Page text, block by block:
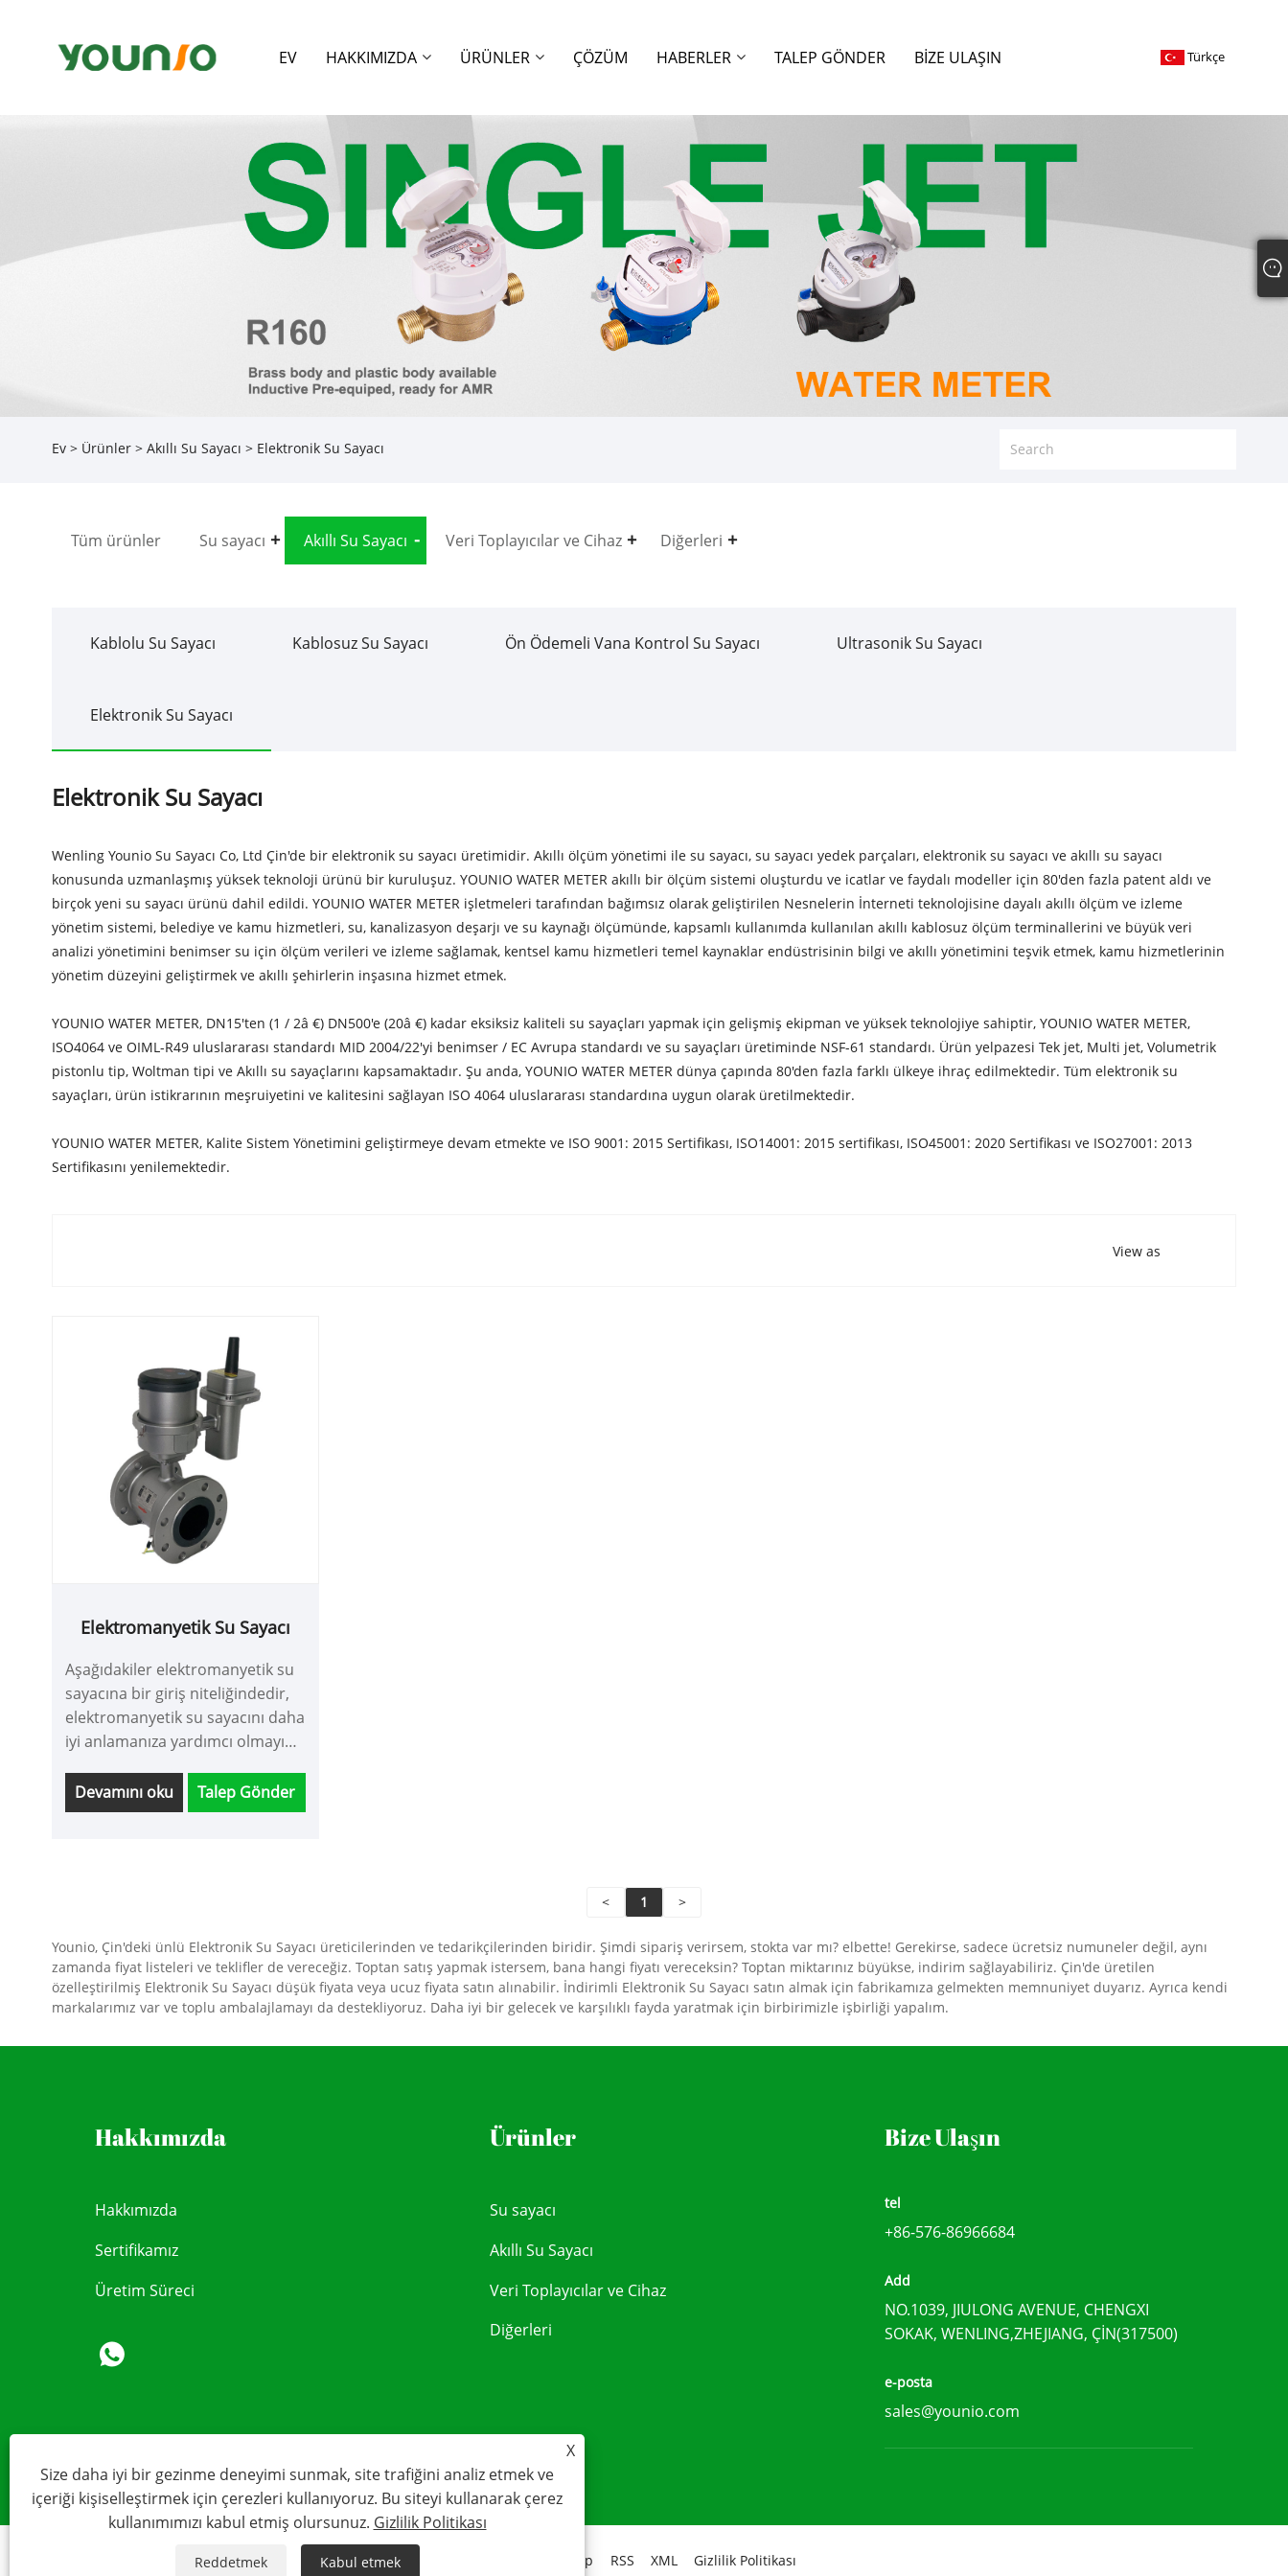
EV HAKKIMIZDA ÜRÜNLER ÇÖZÜM HABERLER TALEP GÖNDER BIZE ULAŞIN Türkçe
Ev > Ürünler> Akıllı Su Sayacı > Elektronik Su Sayacı
Tüm ürünler Su sayacı Akıllı Su Sayacı Veri Toplayıcılar ve Cihaz Diğerleri
Kablolu Su Sayacı Kablosuz Su Sayacı Ön Ödemeli Vana Kontrol Su Sayacı Ultrasonik Su Sayacı
Elektronik Su Sayacı
Elektronik Su Sayacı
Wenling Younio Su Sayacı Co, Ltd Çin'de bir elektronik su sayacı üretimidir. Akıllı ölçüm yönetimi ile su sayacı, su sayacı yedek parçaları, elektronik su sayacı ve akıllı su sayacı
konusunda uzmanlaşmış yüksek teknoloji ürünü bir kuruluşuz. YOUNIO WATER METER akıllı bir ölçüm sistemi oluşturdu ve icatlar ve faydalı modeller için 80'den fazla patent aldı ve
birçok yeni su sayacı ürünü dahil edildi. YOUNIO WATER METER işletmeleri tarafından bağımsız olarak geliştirilen Nesnelerin İnterneti teknolojisine dayalı akıllı ölçüm ve izleme
yönetim sistemi, belediye ve kamu hizmetleri, su, kanalizasyon deşarjı ve su kaynağı ölçümünde, kapsamlı kullanımda kullanılan akıllı kablosuz ölçüm terminallerini ve büyük veri
analizi yönetimini benimser su için ölçüm verileri ve izleme sağlamak, kentsel kamu hizmetleri temel kaynaklar endüstrisinin bilgi ve akıllı yönetimini teşvik etmek, kamu hizmetlerinin
yönetim düzeyini geliştirmek ve akıllı şehirlerin inşasına hizmet etmek.
YOUNIO WATER METER, DN15'ten (1 / 2â €) DN500'e (20â €) kadar eksiksiz kaliteli su sayaçları yapmak için gelişmiş ekipman ve yüksek teknolojiye sahiptir, YOUNIO WATER METER,
ISO4064 ve OIML-R49 uluslararası standardı MID 2004/22'yi benimser / EC Avrupa standardı ve su sayaçları üretiminde NSF-61 standardı. Ürün yelpazesi Tek jet, Multi jet, Volumetrik
pistonlu tip, Woltman tipi ve Akıllı su sayaçlarını kapsamaktadır. Şu anda, YOUNIO WATER METER dünya çapında 80'den fazla farklı ülkeye ihraç edilmektedir. Tüm elektronik su
sayaçları, ürün istikrarının meşruiyetini ve kalitesini sağlayan ISO 4064 uluslararası standardına uygun olarak üretilmektedir.
YOUNIO WATER METER, Kalite Sistem Yönetimini geliştirmeye devam etmekte ve ISO 9001: 2015 Sertifikası, ISO14001: 2015 sertifikası, ISO45001: 2020 Sertifikası ve ISO27001: 2013
Sertifikasını yenilemektedir.
View as
Elektromanyetik Su Sayacı
Aşağıdakiler elektromanyetik su
sayacına bir giriş niteliğindedir,
elektromanyetik su sayacını daha
iyi anlamanıza yardımcı olmayı
Devamını oku
Talep Gönder
< 1 >
Younio, Çin'deki ünlü Elektronik Su Sayacı üreticilerinden ve tedarikçilerinden biridir. Şimdi sipariş verirsem, stokta var mı? elbette! Gerekirse, sadece ücretsiz numuneler değil, aynı
zamanda fiyat listeleri ve teklifler de vereceğiz. Toptan satış yapmak istersem, bana hangi fiyatı vereceksin? Toptan miktarınız büyükse, indirim sağlayabiliriz. Çin'de üretilen
özelleştirilmiş Elektronik Su Sayacı düşük fiyata veya ucuz fiyata satın alınabilir. İndirimli Elektronik Su Sayacı satın almak için fabrikamıza gelmekten memnuniyet duyarız. Ayrıca kendi
markalarımız var ve toplu ambalajlamayı da destekliyoruz. Daha iyi bir gelecek ve karşılıklı fayda yaratmak için birbirimizle işbirliği yapalım.
Hakkımızda
Hakkımızda
Sertifikamız
Üretim Süreci
Ürünler
Su sayacı
Akıllı Su Sayacı
Veri Toplayıcılar ve Cihaz
Diğerleri
Bize Ulaşın
tel
+86-576-86966684
Add
NO.1039, JIULONG AVENUE, CHENGXI
SOKAK, WENLING,ZHEJIANG, ÇİN(317500)
e-posta
sales@younio.com
Sitemap RSS XML
Gizlilik Politikası
X
Size daha iyi bir gezinme deneyimi sunmak, site trafiğini analiz etmek ve
içeriği kişiselleştirmek için çerezleri kullanıyoruz. Bu siteyi kullanarak çerez
kullanımımızı kabul etmiş olursunuz. Gizlilik Politikası
Reddetmek Kabul etmek